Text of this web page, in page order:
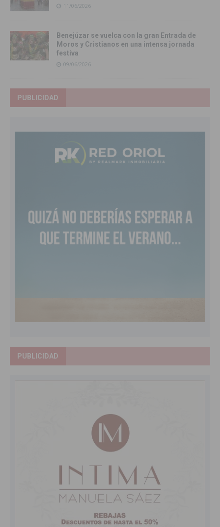
11/06/2026
Benejúzar se vuelca con la gran Entrada de
Moros y Cristianos en una intensa jornada
festiva
09/06/2026
PUBLICIDAD
PUBLICIDAD